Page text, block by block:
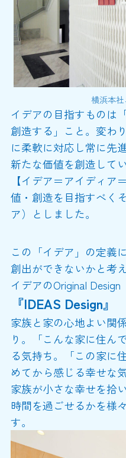
横浜本
イデアの目指すものは
創造する」こと。変わ
に柔軟に対応し常に先
新たな価値を創造して
【イデア＝アイディア
値・創造を目指すべく
ア）としました。
この「イデア」の定義
創出ができないかと考
イデアのOriginal Design
『IDEAS Design』
家族と家の心地よい関
り。「こんな家に住ん
る気持ち。「この家に
めてから感じる幸せな
家族が小さな幸せを拾
時間を過ごせるかを様
す。